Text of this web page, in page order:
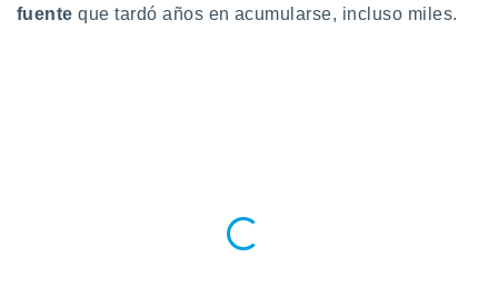
fuente que tardó años en acumularse, incluso miles.